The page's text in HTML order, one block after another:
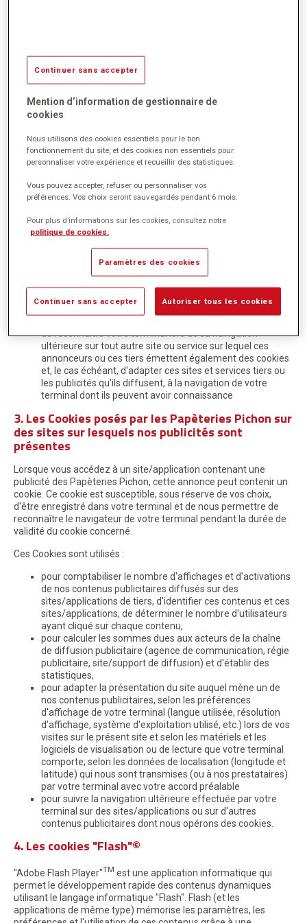
de mettre en oeuvre des mesures de sécurité, par
exemple lorsqu'il vous est demandé de vous connecter à
nouveau à un contenu ou à un service après un certain
2. Les Cookies émis par des tiers auprès des
Les contenus publicitaires (graphismes, animations, vidéos, etc)
diffusés dans nos espaces publicitaires sont susceptibles de
de cookies par ces tiers, sont soumises aux politiques de
protection de la vie privée de ces tiers.
Ces cookies permettent à ces derniers, pendant la durée de
validité de ces cookies :
de comptabiliser le nombre d'affichages des contenus
d'utilisateurs ayant cliqué sur chaque publicité, leur
permettant de calculer les sommes dues de ce fait et
de reconnaître votre terminal lors de sa navigation
ultérieure sur tout autre site ou service sur lequel ces
annonceurs ou ces tiers émettent également des cookies
et, le cas échéant, d'adapter ces sites et services tiers ou
les publicités qu'ils diffusent, à la navigation de votre
terminal dont ils peuvent avoir connaissance
3. Les Cookies posés par les Papèteries Pichon sur
des sites sur lesquels nos publicités sont
présentes
Lorsque vous accédez à un site/application contenant une
publicité des Papèteries Pichon, cette annonce peut contenir un
cookie. Ce cookie est susceptible, sous réserve de vos choix,
d'être enregistré dans votre terminal et de nous permettre de
reconnaître le navigateur de votre terminal pendant la durée de
validité du cookie concerné.
Ces Cookies sont utilisés :
pour comptabiliser le nombre d'affichages et d'activations
de nos contenus publicitaires diffusés sur des
sites/applications de tiers, d'identifier ces contenus et ces
sites/applications, de déterminer le nombre d'utilisateurs
ayant cliqué sur chaque contenu,
pour calculer les sommes dues aux acteurs de la chaîne
de diffusion publicitaire (agence de communication, régie
publicitaire, site/support de diffusion) et d'établir des
statistiques,
pour adapter la présentation du site auquel mène un de
nos contenus publicitaires, selon les préférences
d'affichage de votre terminal (langue utilisée, résolution
d'affichage, système d'exploitation utilisé, etc.) lors de vos
visites sur le présent site et selon les matériels et les
logiciels de visualisation ou de lecture que votre terminal
comporte; selon les données de localisation (longitude et
latitude) qui nous sont transmises (ou à nos prestataires)
par votre terminal avec votre accord préalable
pour suivre la navigation ultérieure effectuée par votre
terminal sur des sites/applications ou sur d'autres
contenus publicitaires dont nous opérons des cookies.
4. Les cookies "Flash"©
"Adobe Flash Player"TM est une application informatique qui
permet le développement rapide des contenus dynamiques
utilisant le langage informatique "Flash". Flash (et les
applications de même type) mémorise les paramètres, les
Continuer sans accepter
Mention d’information de gestionnaire de
cookies
Nous utilisons des cookies essentiels pour le bon
fonctionnement du site, et des cookies non essentiels pour
personnaliser votre expérience et recueillir des statistiques.
Vous pouvez accepter, refuser ou personnaliser vos
préférences. Vos choix seront sauvegardés pendant 6 mois.
Pour plus d’informations sur les cookies, consultez notre
politique de cookies.
Paramètres des cookies
Continuer sans accepter Autoriser tous les cookies